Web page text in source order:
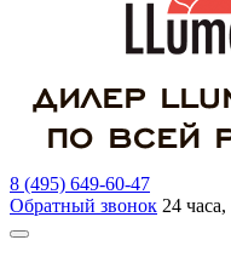
8 (495) 649-60-47
Обратный звонок 24